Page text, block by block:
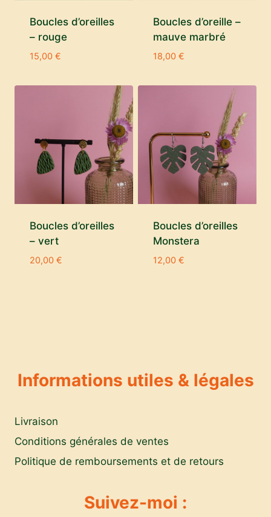
Boucles d’oreilles
– rouge
15,00 €
Boucles d’oreille –
mauve marbré
18,00 €
Boucles d’oreilles
– vert
20,00 €
Boucles d’oreilles
Monstera
12,00 €
Informations utiles & légales
Livraison
Conditions générales de ventes
Politique de remboursements et de retours
Suivez-moi :